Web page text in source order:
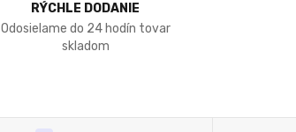
RÝCHLE DODANIE
Odosielame do 24 hodín tovar
skladom